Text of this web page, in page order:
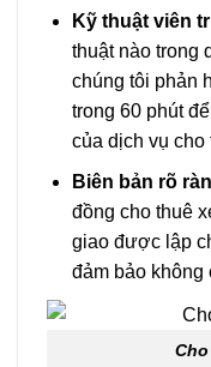
Kỹ thuật viên
thuật nào trong
chúng tôi phản
trong 60 phút
của dịch vụ cho
Biên bản rõ
đồng cho thuê
giao được lập
đảm bảo không